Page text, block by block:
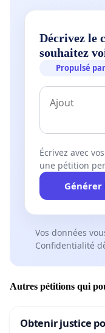
Décrivez le
souhaitez
Propulsé
Écrivez avec
une pétition
Vos données
Confidentialité
Autres pétitions qui
Obtenir justice